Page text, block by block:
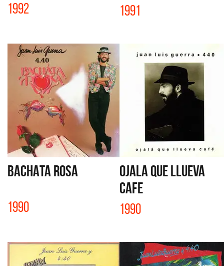
1992 1991
BACHATA ROSA
1990
OJALA QUE LLUEVA
CAFE
1990